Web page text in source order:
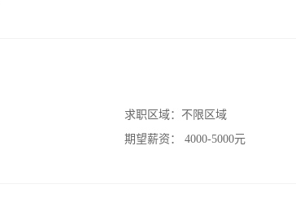
求职区域： 不限区域
期望薪资：
4000-5000元